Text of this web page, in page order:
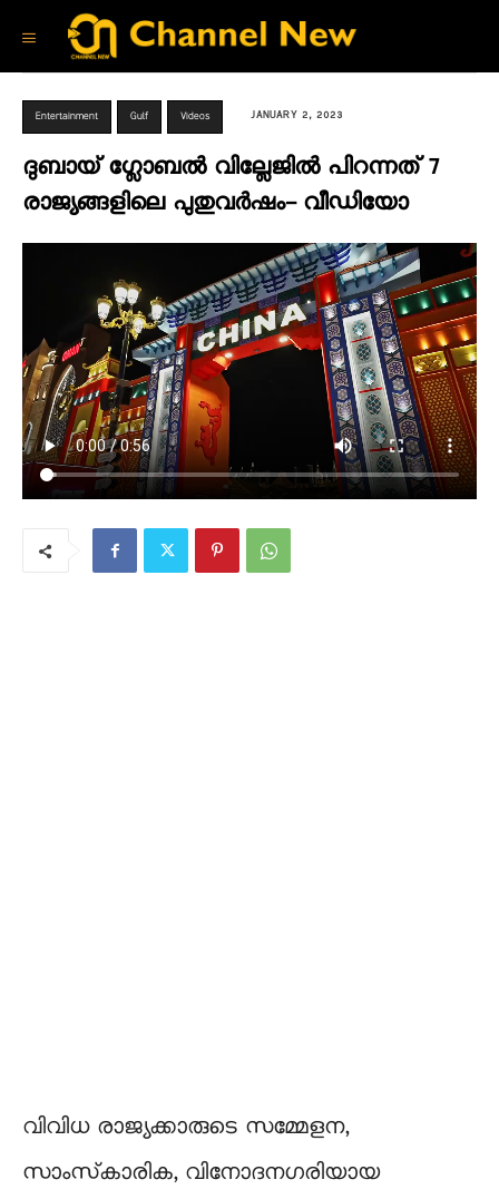
Entertainment Gulf Videos JANUARY 2, 2023
ദുബായ് ഗ്ലോബൽ വില്ലേജിൽ പിറന്നത് 7
രാജ്യങ്ങളിലെ പുതുവർഷം- വീഡിയോ
വിവിധ രാജ്യക്കാരുടെ സമ്മേളന,
സാംസ്‌കാരിക, വിനോദനഗരിയായ